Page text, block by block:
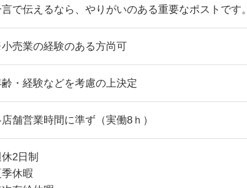
で伝えるなら、やりがいのある重要なポストです。
売業の経験のある方尚可
・経験などを考慮の上決定
舗営業時間に準ず（実働8ｈ）
2日制
季休暇